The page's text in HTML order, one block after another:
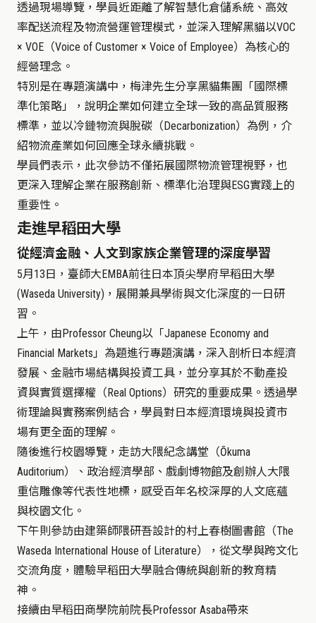
透過現場導覽，學員近距離了解智慧化倉儲系統、高效
率配送流程及物流營運管理模式，並深入理解黑貓以VOC
× VOE （Voice of Customer × Voice of Employee） 為核心的
經營理念。
特別是在專題演講中，梅津先生分享黑貓集團「國際標
準化策略」，說明企業如何建立全球一致的高品質服務
標準，並以冷鏈物流與脫碳 （ Decarbonization） 為例，介
紹物流產業如何回應全球永續挑戰。
學員們表示，此次參訪不僅拓展國際物流管理視野，也
更深入理解企業在服務創新、標準化治理與ESG實踐上的
重要性。
走進早稻田大學
從經濟金融、人文到家族企業管理的深度學習
5月13日，臺師大 EMBA前往日本頂尖學府早稻田大學
(Waseda University) ，展開兼具學術與文化深度的一日研
習。
上午，由 Professor Cheung以 「Japanese Economy and
Financial Markets」 為題進行專題演講，深入剖析日本經濟
發展、金融市場結構與投資工具，並分享其於不動產投
資與實質選擇權 （ Real Options）研究的重要成果。透過學
術理論與實務案例結合，學員對日本經濟環境與投資市
場有更全面的理解。
隨後進行校園導覽，走訪大隈紀念講堂 （Ōkuma
Auditorium）
、政治經濟學部、戲劇博物館及創辦人大隈
重信雕像等代表性地標，感受百年名校深厚的人文底蘊
與校園文化。
下午則參訪由建築師隈研吾設計的村上春樹圖書館 （The
Waseda International House of Literature）
，從文學與跨文化
交流角度，體驗早稻田大學融合傳統與創新的教育精
神。
接續由早稻田商學院前院長Professor Asaba帶來